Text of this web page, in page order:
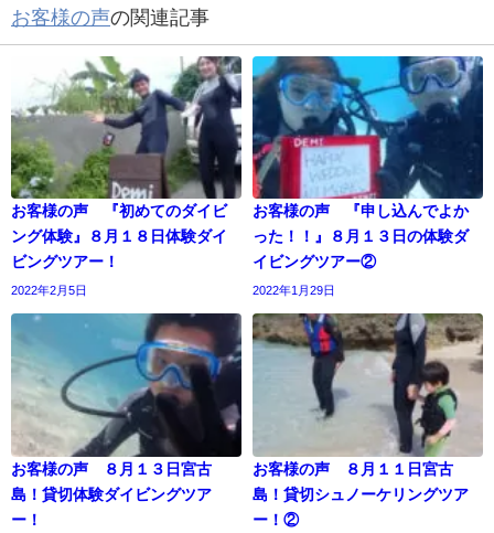
お客様の声の関連記事
お客様の声 『初めてのダイビ
ング体験』８月１８日体験ダイ
ビングツアー！
2022年2月5日
お客様の声 『申し込んでよか
った！！』８月１３日の体験ダ
イビングツアー②
2022年1月29日
お客様の声 ８月１３日宮古
島！貸切体験ダイビングツア
ー！
お客様の声 ８月１１日宮古
島！貸切シュノーケリングツア
ー！②